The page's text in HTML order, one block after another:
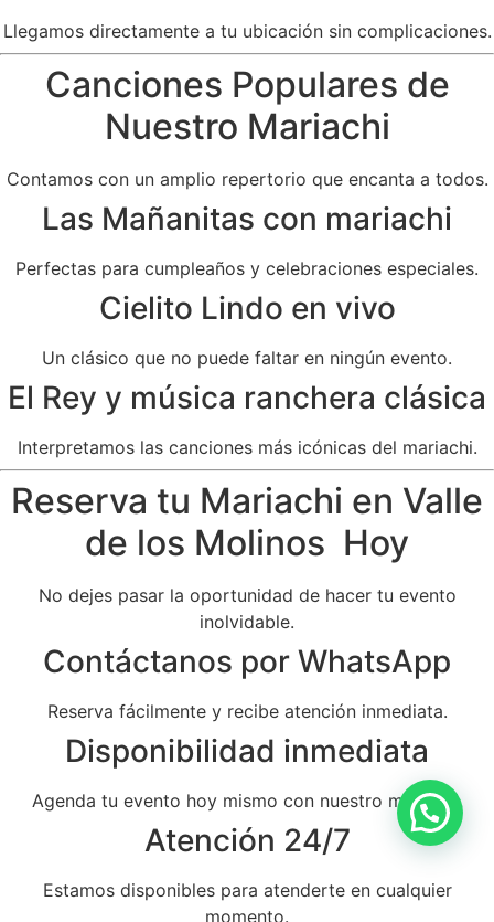
Llegamos directamente a tu ubicación sin complicaciones.
Canciones Populares de
Nuestro Mariachi
Contamos con un amplio repertorio que encanta a todos.
Las Mañanitas con mariachi
Perfectas para cumpleaños y celebraciones especiales.
Cielito Lindo en vivo
Un clásico que no puede faltar en ningún evento.
El Rey y música ranchera clásica
Interpretamos las canciones más icónicas del mariachi.
Reserva tu Mariachi en Valle
de los Molinos Hoy
No dejes pasar la oportunidad de hacer tu evento
inolvidable.
Contáctanos por WhatsApp
Reserva fácilmente y recibe atención inmediata.
Disponibilidad inmediata
Agenda tu evento hoy mismo con nuestro mariachi.
Atención 24/7
Estamos disponibles para atenderte en cualquier
momento.